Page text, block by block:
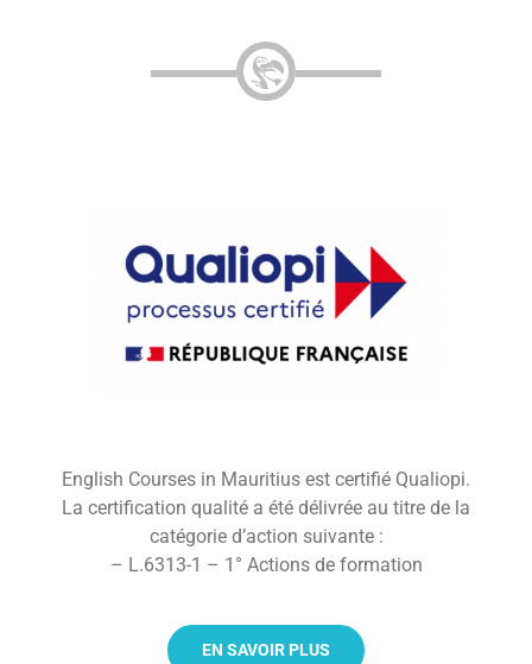
English Courses in Mauritius est certifié Qualiopi.
La certification qualité a été délivrée au titre de la
catégorie d’action suivante :
– L.6313-1 – 1° Actions de formation
EN SAVOIR PLUS